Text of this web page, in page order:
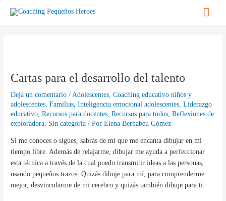
contenido
Cartas para el desarrollo del talento
Deja un comentario /Adolescentes,Coaching educativo niños y
adolescentes,Familias,Inteligencia emocional adolescentes,Liderazgo
educativo,Recursos para docentes,Recursos para todos,Reflexiones de
exploradora, Sin categoría / PorElena Bernabeu Gómez
Si me conoces o sigues, sabrás de mí que me encanta dibujar en mi
tiempo libre. Además de relajarme, dibujar me ayuda a perfeccionar
esta técnica a través de la cual puedo transmitir ideas a las personas,
usando pequeños trazos. Quizás dibuje para mí, para comprenderme
mejor, desvincularme de mi cerebro y quizás también dibuje para ti.